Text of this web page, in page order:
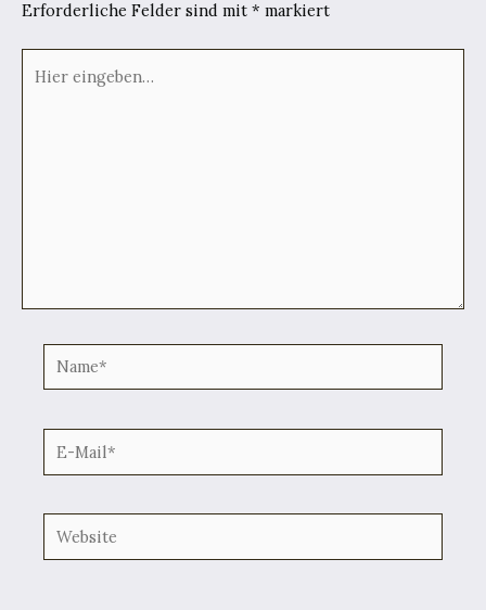
Erforderliche Felder sind mit * markiert
eingeben…
Name*
E-
Mail*
Website